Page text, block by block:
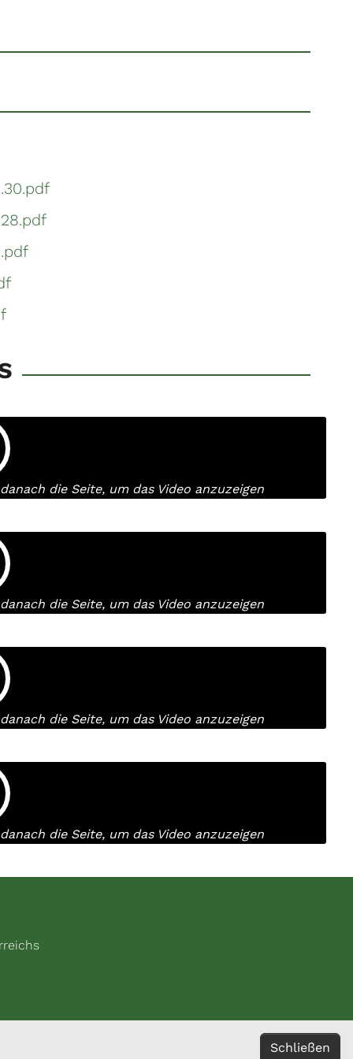
Schließen
die Seite, um das Video anzuzeigen
die Seite, um das Video anzuzeigen
die Seite, um das Video anzuzeigen
die Seite, um das Video anzuzeigen